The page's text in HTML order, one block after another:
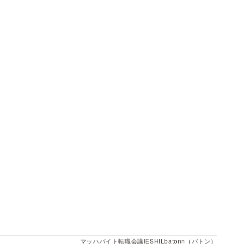
マッハバイト転職会議IESHILbatonn（バトン）